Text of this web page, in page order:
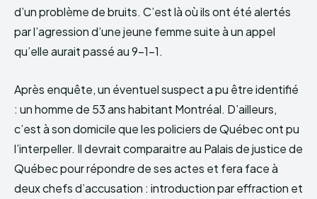
d’un problème de bruits. C’est là où ils ont été alertés
par l’agression d’une jeune femme suite à un appel
qu’elle aurait passé au 9-1-1.
Après enquête, un éventuel suspect a pu être identifié
: un homme de 53 ans habitant Montréal. D’ailleurs,
c’est à son domicile que les policiers de Québec ont pu
l’interpeller. Il devrait comparaitre au Palais de justice de
Québec pour répondre de ses actes et fera face à
deux chefs d’accusation : introduction par effraction et